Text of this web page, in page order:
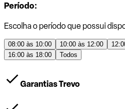
Período:
Escolha o período que possui
08:00 às 10:00 10:00 às 12:00
16:00 às 18:00
Todos
Garantias Trevo